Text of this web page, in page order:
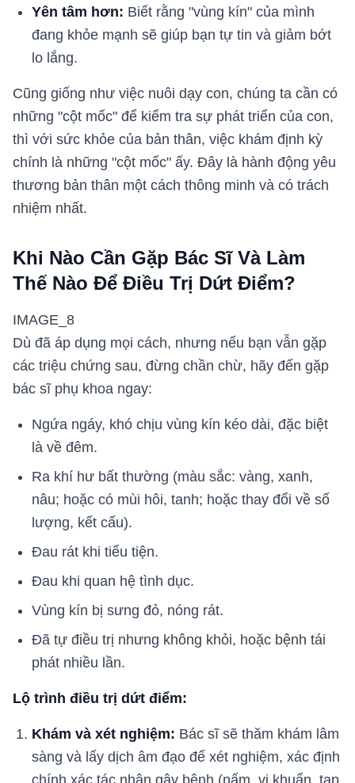
Yên tâm hơn: Biết rằng "vùng kín" của mình
đang khỏe mạnh sẽ giúp bạn tự tin và giảm bớt
lo lắng.
Cũng giống như việc nuôi dạy con, chúng ta cần có
những "cột mốc" để kiểm tra sự phát triển của con,
thì với sức khỏe của bản thân, việc khám định kỳ
chính là những "cột mốc" ấy. Đây là hành động yêu
thương bản thân một cách thông minh và có trách
nhiệm nhất.
Khi Nào Cần Gặp Bác Sĩ Và Làm
Thế Nào Để Điều Trị Dứt Điểm?
IMAGE_8
Dù đã áp dụng mọi cách, nhưng nếu bạn vẫn gặp
các triệu chứng sau, đừng chần chừ, hãy đến gặp
bác sĩ phụ khoa ngay:
Ngứa ngáy, khó chịu vùng kín kéo dài, đặc biệt
là về đêm.
Ra khí hư bất thường (màu sắc: vàng, xanh,
nâu; hoặc có mùi hôi, tanh; hoặc thay đổi về số
lượng, kết cấu).
Đau rát khi tiểu tiện.
Đau khi quan hệ tình dục.
Vùng kín bị sưng đỏ, nóng rát.
Đã tự điều trị nhưng không khỏi, hoặc bệnh tái
phát nhiều lần.
Lộ trình điều trị dứt điểm:
Khám và xét nghiệm: Bác sĩ sẽ thăm khám lâm
sàng và lấy dịch âm đạo để xét nghiệm, xác định